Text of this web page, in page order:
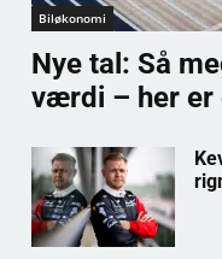
Biløkonomi
Nye tal: Så
værdi – her